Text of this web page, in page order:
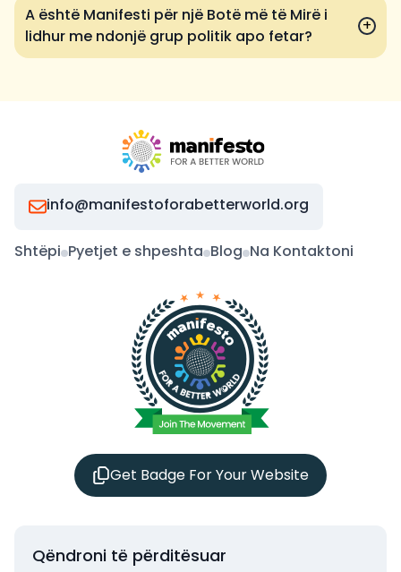
A është Manifesti për një Botë më të Mirë i
lidhur me ndonjë grup politik apo fetar?
+
info@manifestoforabetterworld.org
Shtëpi Pyetjet e shpeshta Blog Na Kontaktoni
Get Badge For Your Website
Qëndroni të përditësuar